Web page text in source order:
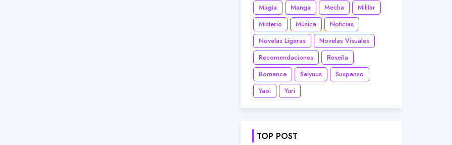
Magia
Manga Mecha
Militar
Misterio
Música
Noticias
Novelas Ligeras
Novelas Visuales
Recomendaciones
Reseña
Romance
Seiyuus
Suspenso
Yaoi
Yuri
TOP POST